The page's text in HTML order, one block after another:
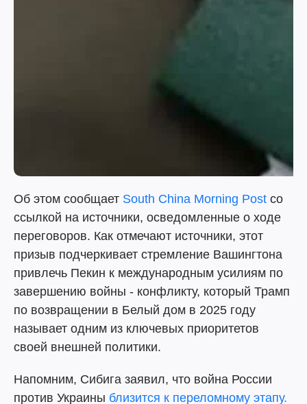
Об этом сообщает South China Morning Post со
ссылкой на источники, осведомленные о ходе
переговоров. Как отмечают источники, этот
призыв подчеркивает стремление Вашингтона
привлечь Пекин к международным усилиям по
завершению войны - конфликту, который Трамп
по возвращении в Белый дом в 2025 году
называет одним из ключевых приоритетов
своей внешней политики.
Напомним, Сибига заявил, что война России
против Украины близится к переломному этапу.